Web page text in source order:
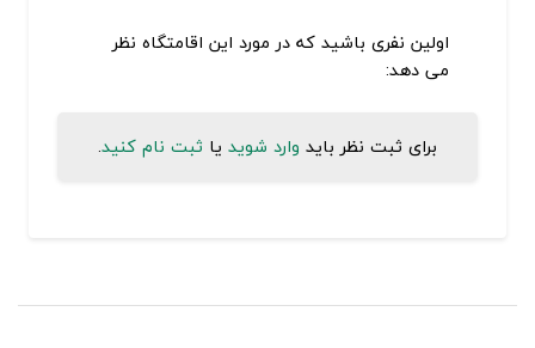
اولین نفری باشید که در مورد این اقامتگاه نظر
می دهد:
برای ثبت نظر باید وارد شوید یا ثبت نام کنید.